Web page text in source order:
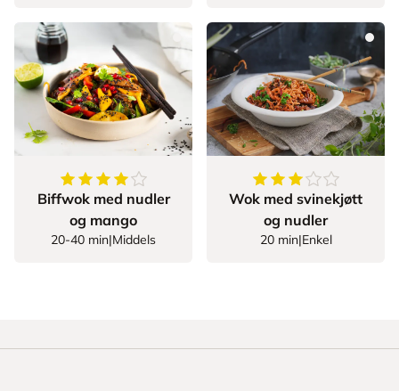
4.8av5 stjerner
Biffwok med nudler
og mango
20-40 min|Middels
Wok med svinekjøtt
og nudler
20 min|Enkel